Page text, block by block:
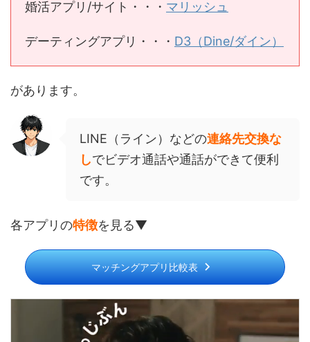
婚活アプリ/サイト・・・ マリッシュ
デーティングアプリ・・・ D3（Dine/ダイン）
があります。
LINE（ライン）などの連絡先交換な
しでビデオ通話や通話ができて便利
です。
各アプリの特徴を見る▼
マッチングアプリ比較表